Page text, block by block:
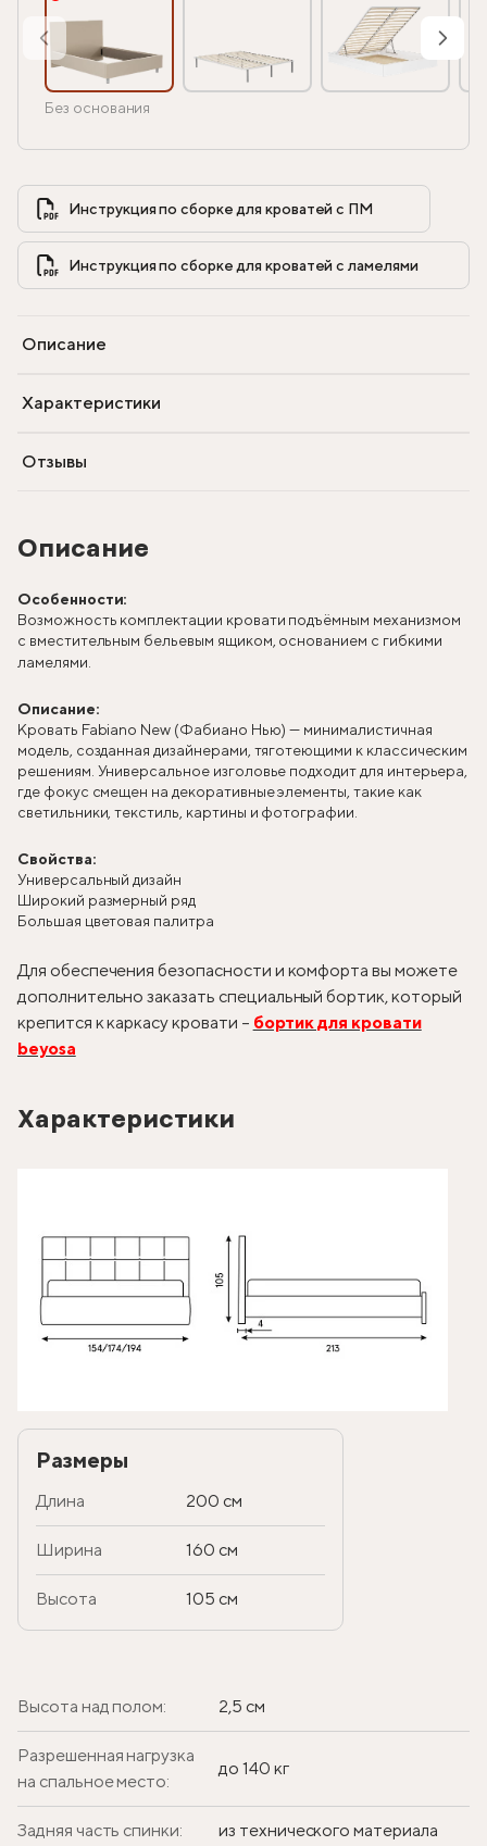
Описание
Особенности:
Возможность комплектации кровати подъёмным механизмом
с вместительным бельевым ящиком, основанием с гибкими
ламелями.
Описание:
Кровать Fabiano New (Фабиано Нью) — минималистичная
модель, созданная дизайнерами, тяготеющими к классическим
решениям. Универсальное изголовье подходит для интерьера,
где фокус смещен на декоративные элементы, такие как
светильники, текстиль, картины и фотографии.
Свойства:
Универсальный дизайн
Широкий размерный ряд
Большая цветовая палитра
Для обеспечения безопасности и комфорта вы можете
дополнительно заказать специальный бортик, который
крепится к каркасу кровати – бортик для кровати
beyosa
Характеристики
Размеры
Длина 200 см
Ширина 160 см
Высота 105 см
Высота над полом: 2,5 см
Разрешенная нагрузка
на спальное место:
до 140 кг
Задняя часть спинки: из технического материала
Без основания
Инструкция по сборке для кроватей с ПМ
Описание
Характеристики
Отзывы